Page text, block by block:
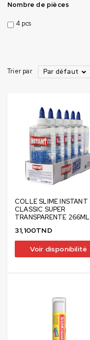
Nombre de pièces
4 pcs
Trier par Par défaut
COLLE SLIME INSTANT
CLASSIC SUPER
TRANSPARENTE 266ML
31,100TND
Voir disponibilité